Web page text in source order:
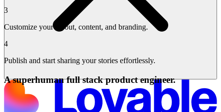
3
Customize your layout, content, and branding.
4
Publish and start sharing your stories effortlessly.
A superhuman full stack product engineer.